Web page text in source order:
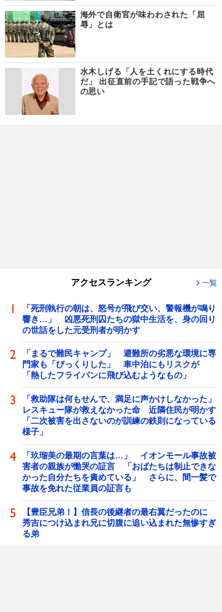
海外で自衛官が味わわされた「屈
辱」とは
水木しげる「人を土くれにする時代
だ」 出征直前の手記で語った戦争へ
の思い
アクセスランキング 一覧
「死刑執行の朝は、怒号が飛び交い、警報機が鳴り
響き…」 凶悪死刑囚たちの獄中生活を、身の回り
の世話をした元受刑者が明かす
「まるで難民キャンプ」 避難所の劣悪な環境に専
門家も「びっくりした」 車中泊にもリスクが
「熱したフライパンに飛び込むようなもの」
「救助隊は何もせんで、満足に声かけしなかった」
レスキュー隊が救えなかった命 近隣住民が明かす
「二次被害を出さないのが訓練の鉄則になっている
様子」
「玖瑠美の最期の言葉は…」 イオンモール事故被
害者の親族が慟哭の証言 「おばたちは制止できな
かった自分たちを責めている」 さらに、間一髪で
事故を免れた従業員の証言も
【豊臣兄弟！】信長の後継者の最右翼だったのに
秀吉につけ込まれ兄に切腹に追い込まれた無惨すぎ
る弟